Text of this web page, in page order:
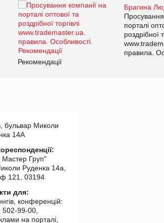
Брагина
порталі
роздрібної
правила.
Рекомендації
бульвар Миколи
14А
Груп"
Руденка 14а,
121, 03194
для:
конференцій:
99-00,
на порталі,